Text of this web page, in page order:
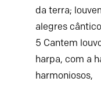
da terra;
alegres
5 Cantem
harpa, com a
harmoniosos,